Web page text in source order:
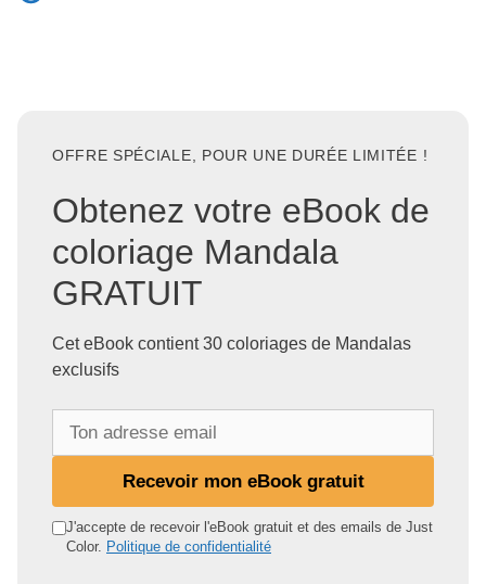
OFFRE SPÉCIALE, POUR UNE DURÉE LIMITÉE !
Obtenez votre eBook de
coloriage Mandala
GRATUIT
Cet eBook contient 30 coloriages de Mandalas
exclusifs
d
Recevoir mon eBook gratuit
J'accepte de recevoir l'eBook gratuit et des emails de Just
Color. Politique de confidentialité